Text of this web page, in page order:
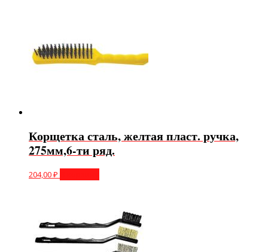
Корщетка сталь, желтая пласт. ручка,
275мм,6-ти ряд.
204,00₽